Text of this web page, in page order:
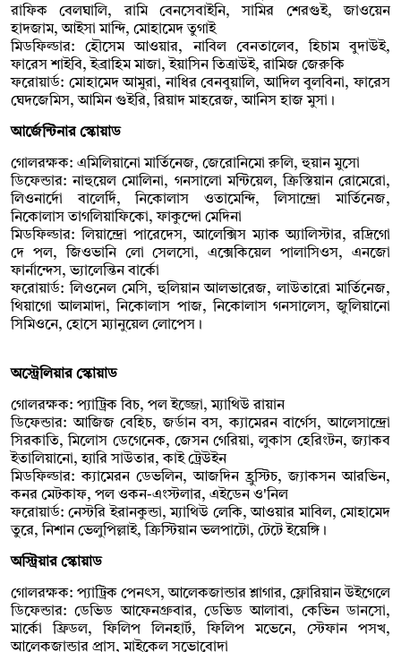
রাফিক বেলঘালি, রামি বেনসেবাইনি, সামির শেরগুই, জাওয়েন
হাদজাম, আইসা মান্দি, মোহামেদ তুগাই
মিডফিল্ডার: হৌসেম আওয়ার, নাবিল বেনতালেব, হিচাম বুদাউই,
ফারেস শাইবি, ইব্রাহিম মাজা, ইয়াসিন তিত্রাউই, রামিজ জেরুকি
ফরোয়ার্ড: মোহামেদ আমুরা, নাধির বেনবুয়ালি, আদিল বুলবিনা, ফারেস
ঘেদজেমিস, আমিন গুইরি, রিয়াদ মাহরেজ, আনিস হাজ মুসা।
আর্জেন্টিনার স্কোয়াড
গোলরক্ষক: এমিলিয়ানো মার্তিনেজ, জেরোনিমো রুলি, হুয়ান মুসো
ডিফেন্ডার: নাহুয়েল মোলিনা, গনসালো মন্টিয়েল, ক্রিস্তিয়ান রোমেরো,
লিওনার্দো বালের্দি, নিকোলাস ওতামেন্দি, লিসান্দ্রো মার্তিনেজ,
নিকোলাস তাগলিয়াফিকো, ফাকুন্দো মেদিনা
মিডফিল্ডার: লিয়ান্দ্রো পারেদেস, আলেক্সিস ম্যাক অ্যালিস্টার, রদ্রিগো
দে পল, জিওভানি লো সেলসো, এক্সেকিয়েল পালাসিওস, এনজো
ফার্নান্দেস, ভ্যালেন্তিন বার্কো
ফরোয়ার্ড: লিওনেল মেসি, হুলিয়ান আলভারেজ, লাউতারো মার্তিনেজ,
থিয়াগো আলমাদা, নিকোলাস পাজ, নিকোলাস গনসালেস, জুলিয়ানো
সিমিওনে, হোসে ম্যানুয়েল লোপেস।
অস্ট্রেলিয়ার স্কোয়াড
গোলরক্ষক: প্যাট্রিক বিচ, পল ইজ্জো, ম্যাথিউ রায়ান
ডিফেন্ডার: আজিজ বেহিচ, জর্ডান বস, ক্যামেরন বার্গেস, আলেসান্দ্রো
সিরকাতি, মিলোস ডেগেনেক, জেসন গেরিয়া, লুকাস হেরিংটন, জ্যাকব
ইতালিয়ানো, হ্যারি সাউতার, কাই ট্রেউইন
মিডফিল্ডার: ক্যামেরন ডেভলিন, আজদিন হ্রুস্টিচ, জ্যাকসন আরভিন,
কনর মেটকাফ, পল ওকন-এংস্টলার, এইডেন ও'নিল
ফরোয়ার্ড: নেস্টরি ইরানকুন্ডা, ম্যাথিউ লেকি, আওয়ার মাবিল, মোহামেদ
তুরে, নিশান ভেলুপিল্লাই, ক্রিস্টিয়ান ভলপাটো, টেটে ইয়েঙ্গি।
অস্ট্রিয়ার স্কোয়াড
গোলরক্ষক: প্যাট্রিক পেনৎস, আলেকজান্ডার শ্লাগার, ফ্লোরিয়ান উইগেলে
ডিফেন্ডার: ডেভিড আফেনগ্রুবার, ডেভিড আলাবা, কেভিন ডানসো,
মার্কো ফ্রিডল, ফিলিপ লিনহার্ট, ফিলিপ মভেনে, স্টেফান পসখ,
আলেকজান্ডার প্রাস, মাইকেল সভোবোদা